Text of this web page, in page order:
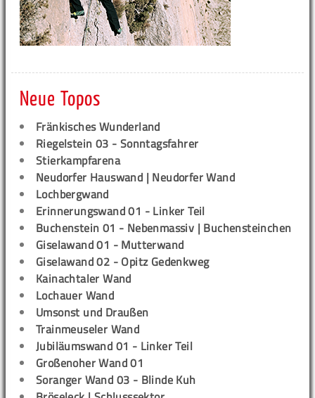
Neue Topos
Fränkisches Wunderland
Riegelstein 03 - Sonntagsfahrer
Stierkampfarena
Neudorfer Hauswand | Neudorfer Wand
Lochbergwand
Erinnerungswand 01 - Linker Teil
Buchenstein 01 - Nebenmassiv | Buchensteinchen
Giselawand 01 - Mutterwand
Giselawand 02 - Opitz Gedenkweg
Kainachtaler Wand
Lochauer Wand
Umsonst und Draußen
Trainmeuseler Wand
Jubiläumswand 01 - Linker Teil
Großenoher Wand 01
Soranger Wand 03 - Blinde Kuh